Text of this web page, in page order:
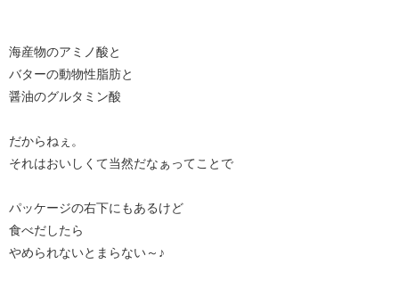
海産物のアミノ酸と
バターの動物性脂肪と
醤油のグルタミン酸
だからねぇ。
それはおいしくて当然だなぁってことで
パッケージの右下にもあるけど
食べだしたら
やめられないとまらない～♪